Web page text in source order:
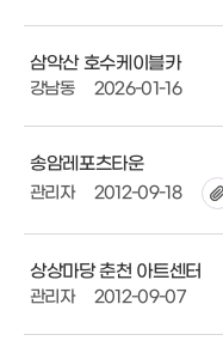
삼악산 호수케이블카
강남동 2026-01-16
송암레포츠타운
관리자 2012-09-18
상상마당 춘천 아트센터
관리자 2012-09-07